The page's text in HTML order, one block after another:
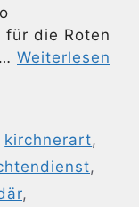
für die Roten
Weiterlesen
kirchnerart,
,
,